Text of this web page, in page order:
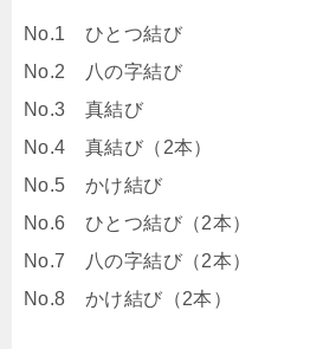
No.1 ひとつ結び
No.2 八の字結び
No.3 真結び
No.4 真結び（2本）
No.5 かけ結び
No.6 ひとつ結び（2本）
No.7 八の字結び（2本）
No.8 かけ結び（2本）